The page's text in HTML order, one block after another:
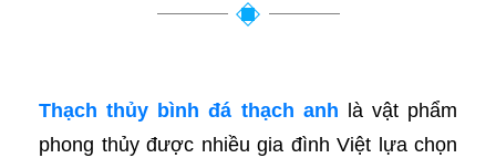
Thạch thủy bình đá thạch anh là vật phẩm
phong thủy được nhiều gia đình Việt lựa chọn